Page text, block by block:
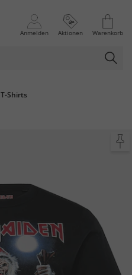
Anmelden Aktionen Warenkorb
T-Shirts